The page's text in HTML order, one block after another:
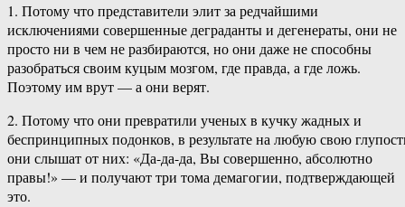
1. Потому что представители элит за редчайшими
исключениями совершенные деграданты и дегенераты, они не
просто ни в чем не разбираются, но они даже не способны
разобраться своим куцым мозгом, где правда, а где ложь.
Поэтому им врут — а они верят.
2. Потому что они превратили ученых в кучку жадных и
беспринципных подонков, в результате на любую свою
они слышат от них: «Да-да-да, Вы совершенно, абсолютно
правы!» — и получают три тома демагогии, подтверждающей
это.